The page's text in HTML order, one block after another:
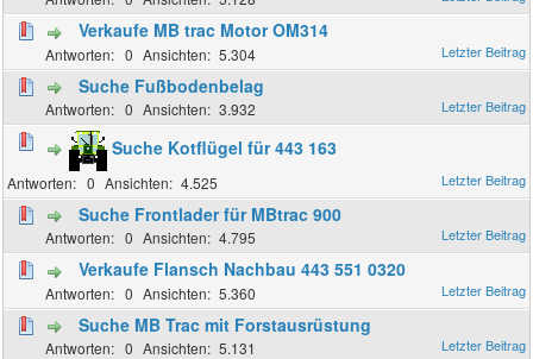
Verkaufe MB trac Motor OM314
0 5.304
Suche Fußbodenbelag
0 3.932
Suche Kotflügel für 443 163
0 4.525
Suche Frontlader für MBtrac 900
0 4.795
Verkaufe Flansch Nachbau 443 551 0320
0 5.360
Suche MB Trac mit Forstausrüstung
0 5.131